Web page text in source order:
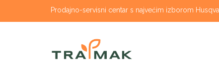
to
Prodajno-servisni centar s najvećim izborom